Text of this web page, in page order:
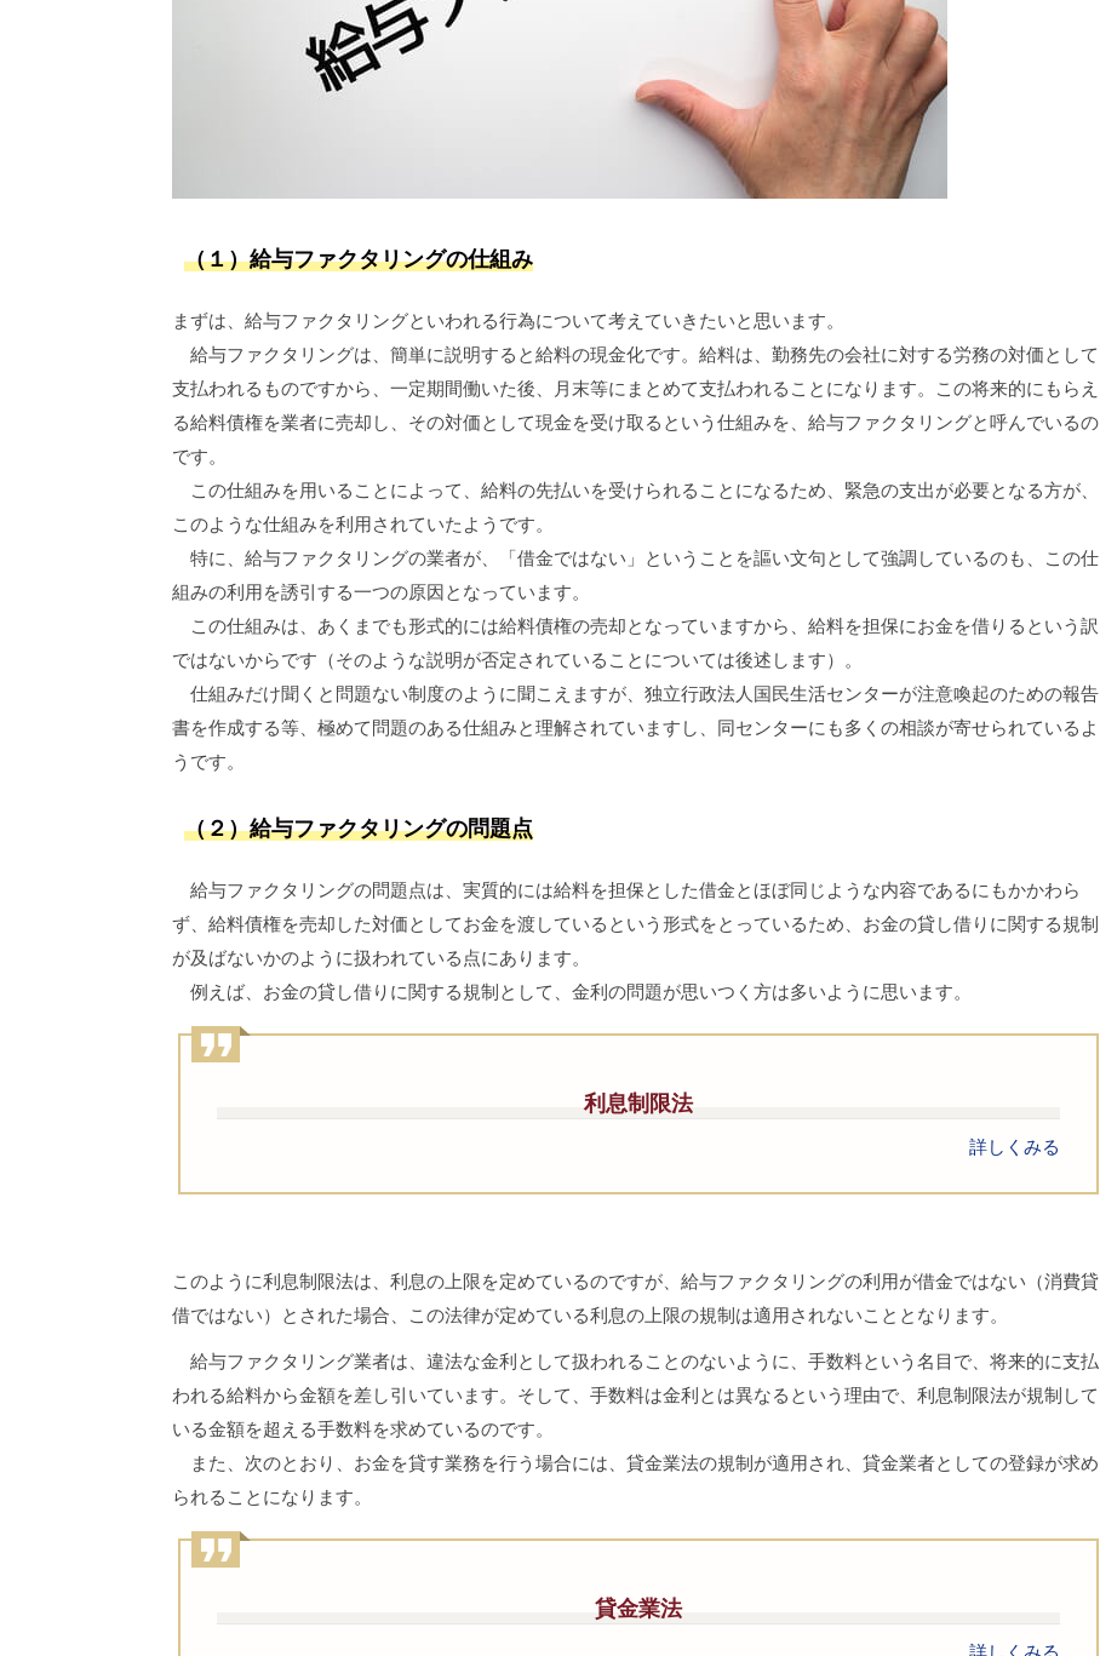
（１）給与ファクタリングの仕組み
まずは、給与ファクタリングといわれる行為について考えていきたいと思います。
給与ファクタリングは、簡単に説明すると給料の現金化です。給料は、勤務先の会社に対する労務の対価として
支払われるものですから、一定期間働いた後、月末等にまとめて支払われることになります。この将来的にもらえ
る給料債権を業者に売却し、その対価として現金を受け取るという仕組みを、給与ファクタリングと呼んでいるの
です。
この仕組みを用いることによって、給料の先払いを受けられることになるため、緊急の支出が必要となる方が、
このような仕組みを利用されていたようです。
特に、給与ファクタリングの業者が、「借金ではない」ということを謳い文句として強調しているのも、この仕
組みの利用を誘引する一つの原因となっています。
この仕組みは、あくまでも形式的には給料債権の売却となっていますから、給料を担保にお金を借りるという訳
ではないからです（そのような説明が否定されていることについては後述します）。
仕組みだけ聞くと問題ない制度のように聞こえますが、独立行政法人国民生活センターが注意喚起のための報告
書を作成する等、極めて問題のある仕組みと理解されていますし、同センターにも多くの相談が寄せられているよ
うです。
（２）給与ファクタリングの問題点
給与ファクタリングの問題点は、実質的には給料を担保とした借金とほぼ同じような内容であるにもかかわら
ず、給料債権を売却した対価としてお金を渡しているという形式をとっているため、お金の貸し借りに関する規制
が及ばないかのように扱われている点にあります。
例えば、お金の貸し借りに関する規制として、金利の問題が思いつく方は多いように思います。
利息制限法
詳しくみる
このように利息制限法は、利息の上限を定めているのですが、給与ファクタリングの利用が借金ではない（消費貸
借ではない）とされた場合、この法律が定めている利息の上限の規制は適用されないこととなります。
給与ファクタリング業者は、違法な金利として扱われることのないように、手数料という名目で、将来的に支払
われる給料から金額を差し引いています。そして、手数料は金利とは異なるという理由で、利息制限法が規制して
いる金額を超える手数料を求めているのです。
また、次のとおり、お金を貸す業務を行う場合には、貸金業法の規制が適用され、貸金業者としての登録が求め
られることになります。
貸金業法
詳しくみる